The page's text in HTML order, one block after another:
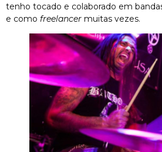
tenho tocado e colaborado em
e como freelancer muitas vezes.